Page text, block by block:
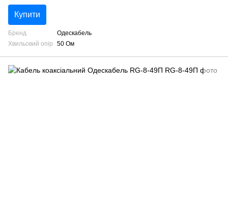
Купити
Бренд
Одескабель
Хвильовий опір
50 Ом